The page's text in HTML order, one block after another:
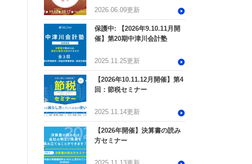
2026.06.09更新
保護中: 【2026年9.10.11月開
催】第20期中津川会計塾
2025.11.25更新
【2026年10.11.12月開催】第4
回：節税セミナー
2025.11.14更新
【2026年開催】決算書の読み
方セミナー